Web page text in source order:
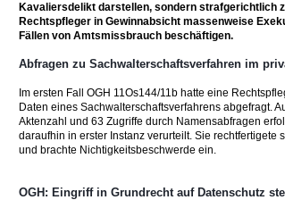
Kavaliersdelikt darstellen, sondern strafgerichtlich
Rechtspfleger in Gewinnabsicht massenweise
Fällen von Amtsmissbrauch beschäftigen.
Abfragen zu Sachwalterschaftsverfahren im
Im ersten Fall OGH 11Os144/11b hatte eine
Daten eines Sachwalterschaftsverfahrens abgefragt.
Aktenzahl und 63 Zugriffe durch Namensabfragen
daraufhin in erster Instanz verurteilt. Sie
und brachte Nichtigkeitsbeschwerde ein.
OGH: Eingriff in Grundrecht auf Datenschutz